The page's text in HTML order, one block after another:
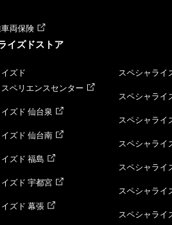
両保険
イズドストア
ズド
ペリエンスセンター
ズド 仙台泉
ズド 仙台南
ズド 福島
ズド 宇都宮
ズド 幕張
スペシャライ
スペシャライ
スペシャライ
スペシャライ
スペシャライ
スペシャライ
スペシャライ